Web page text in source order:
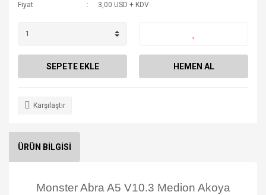
Fiyat
3,00 USD + KDV
SEPETE EKLE HEMEN AL
Karşılaştır
ÜRÜN BİLGİSİ
Monster Abra A5 V10.3 Medion Akoya